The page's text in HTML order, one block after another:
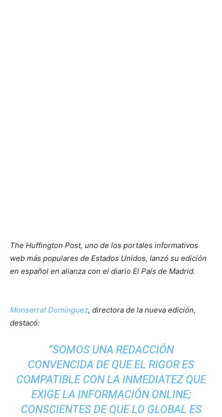
The Huffington Post, uno de los portales informativos
web más populares de Estados Unidos, lanzó su edición
en español en alianza con el diario El País de Madrid.
Monserrat Dominguez, directora de la nueva edición,
destacó:
“SOMOS UNA REDACCIÓN
CONVENCIDA DE QUE EL RIGOR ES
COMPATIBLE CON LA INMEDIATEZ QUE
EXIGE LA INFORMACIÓN ONLINE;
CONSCIENTES DE QUE LO GLOBAL ES